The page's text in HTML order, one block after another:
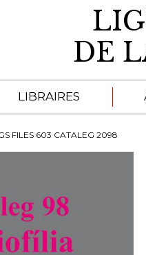
DE
DE LA LILA
DE LA LILA
LIBRAIRES
LIBRAIRES DE LA LILA
RECHERCHE DE LIVRES
RÉPERTOIRE DES
FILES 603 CATALEG 2098